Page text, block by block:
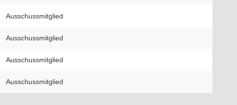
Ausschussmitglied
Ausschussmitglied
Ausschussmitglied
Ausschussmitglied